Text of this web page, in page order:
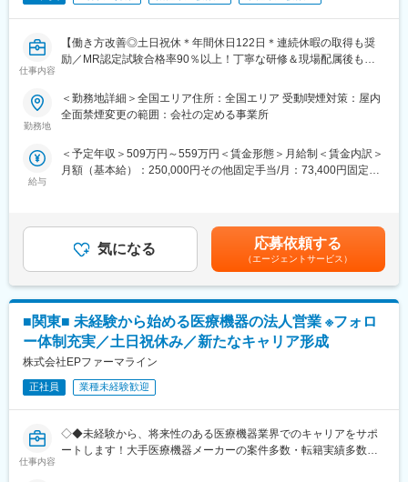
変更の範囲：会社の定める業務
能です！配属先メーカーからオファーを受けた場合は、メーカー
直雇用へ転籍するチャンスもあります。
論可能です。）
・転勤は東北・関東などエリア単位内で限定することができ、一
医療機器・製薬メーカーのセールス領域を支援する業種です。自
社の社員を取引先企業に派遣し、派遣先の営業として活躍いただ
■研修体制
プロジェクトごとに異なりますが、同社または配属先のメーカー
にて研修が十分にございます。
プロジェクト配属後もマネージャーが丁寧に支援します。日々の
仕事の悩みやキャリア相談だけでなく、業務に不安がある際など
もしっかりとケアします。業界でも特に支援が手厚いと評判で
す。
ビュー等が閲覧可能です◇
Gm8rqdqY
仕事内容
【働き方改善◎土日祝休＊年間休日122日＊連続休暇の取得も奨
励／MR認定試験合格率90％以上！丁寧な研修＆現場配属後も伴
★医療従事者の経験が活かせる！次の新しいキャリアを築く！
＜医療従事者の方におススメの理由＞
・身につけた医療知識や、臨床経験が活かせます！
現場配属後も、担当サポーターが伴走します。1人にしません！
・東証プライム上場Gの安定基盤×内資系企業◎安定して働ける環
境です！
■職務内容：
MR（医薬情報担当者）として、医師や医薬品卸へ訪問、医薬品に
関する情報提供を行います。
＜MRとは＞
医薬品販売に際し、医師への医薬品の効果、効能、副作用を情報
いのか」などの情報が付加されて、初めて効果的に使うことがで
きます。医師への適切な医薬品情報の提供を通じて、患者さんの
勤務地
＜勤務地詳細＞全国エリア住所：全国エリア 受動喫煙対策：屋内
全面禁煙変更の範囲：会社の定める事業所
給与
＜予定年収＞509万円～559万円＜賃金形態＞月給制＜賃金内訳＞
月額（基本給）：250,000円その他固定手当/月：73,400円固定残
どを考慮し、規定により決定します。※年収の他に別途日当（月額
3～4万円）・諸手当有昇給：年1回★頑張りに応じて年収UP★赴
任先の評価次第で大幅に年収をUPできます。（年2回業績給改
定）賃金はあくまでも目安の金額であり、選考を通じて上下する
可能性があります。月給(月額)は固定手当を含めた表記です。
気になる 応募依頼する
（エージェントサービス）
■関東■ 未経験から始める医療機器の法人営業 ※フォロ
ー体制充実／土日祝休み／新たなキャリア形成
株式会社EPファーマライン
正社員 業種未経験歓迎
仕事内容
◇◆未経験から、将来性のある医療機器業界でのキャリアをサポ
ートします！大手医療機器メーカーの案件多数・転籍実績多数